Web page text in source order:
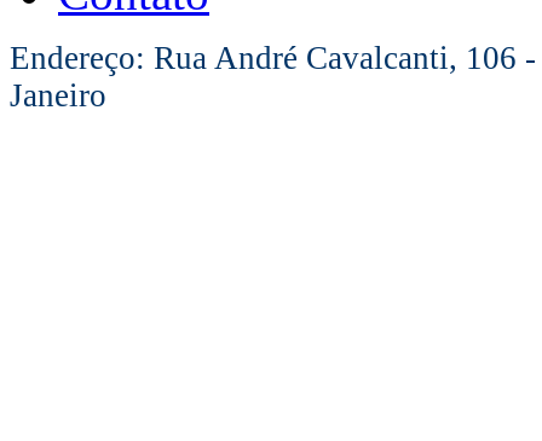
Endereço: Rua André Cavalcanti, 106
Janeiro